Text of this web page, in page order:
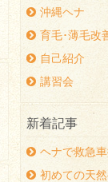
沖縄ヘナ
育毛･薄毛改
自己紹介
講習会
新着記事
ヘナで救急
初めての天